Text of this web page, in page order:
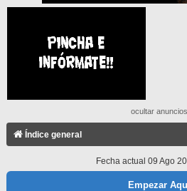
ocultar anuncios
Índice general
Fecha actual 09 Ago
Empezar